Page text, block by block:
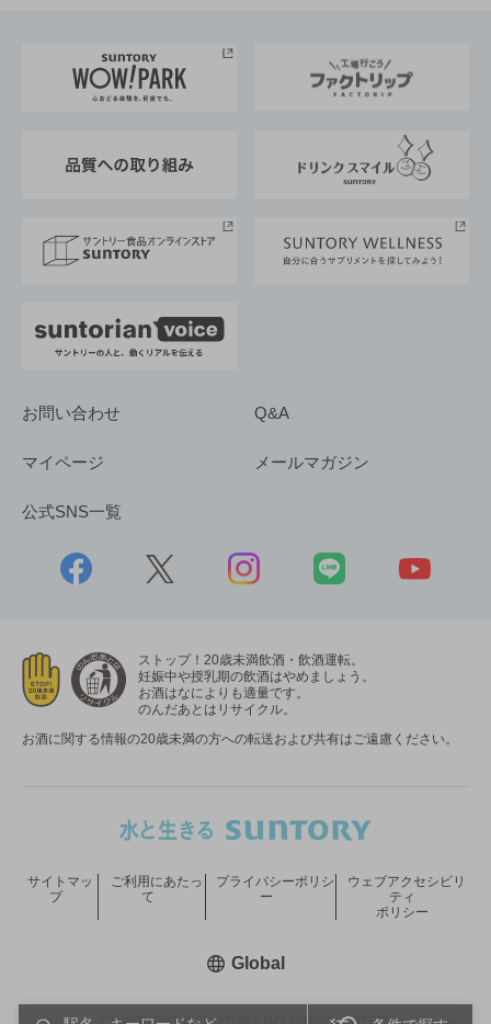
地域情報
サントリーサンバーズ大阪
サントリーが考えるサステナビリティ経営
企業概要
採用情報
お問い合わせ Q&A
マイページ メールマガジン
公式SNS一覧
ストップ！20歳未満飲酒・飲酒運転。
妊娠中や授乳期の飲酒はやめましょう。
お酒はなによりも適量です。
のんだあとはリサイクル。
お酒に関する情報の20歳未満の方への転送および共有はご遠慮ください。
サイトマッ
プ
ご利用にあたっ
て
プライバシーポリシ
ー
ウェブアクセシビリ
ティ
ポリシー
Global新しいウィンドウで開く